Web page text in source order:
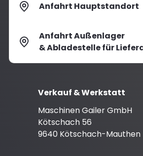
Anfahrt Hauptstandort
Anfahrt Außenlager
& Abladestelle für
Verkauf & Werkstatt
Maschinen Gailer GmbH
Kötschach 56
9640 Kötschach-Mauthen